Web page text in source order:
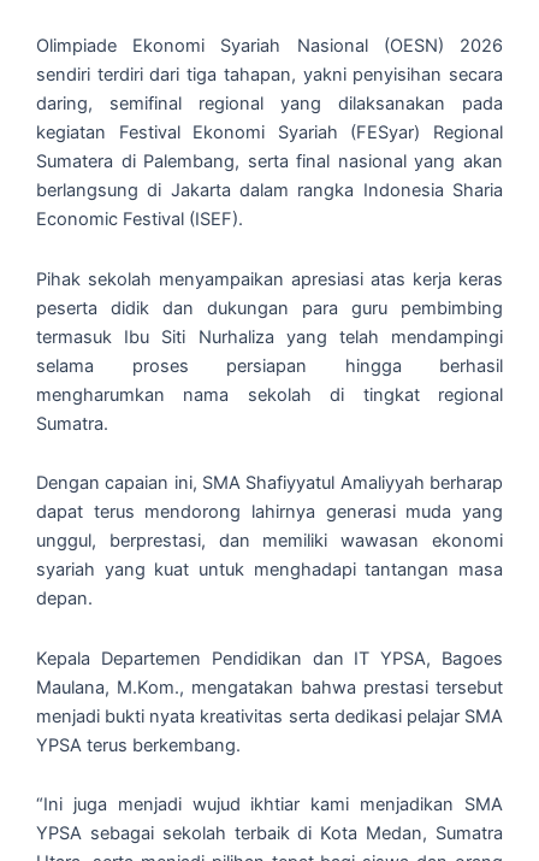
Olimpiade Ekonomi Syariah Nasional (OESN) 2026
sendiri terdiri dari tiga tahapan, yakni penyisihan secara
daring, semifinal regional yang dilaksanakan pada
kegiatan Festival Ekonomi Syariah (FESyar) Regional
Sumatera di Palembang, serta final nasional yang akan
berlangsung di Jakarta dalam rangka Indonesia Sharia
Economic Festival (ISEF).
Pihak sekolah menyampaikan apresiasi atas kerja keras
peserta didik dan dukungan para guru pembimbing
termasuk Ibu Siti Nurhaliza yang telah mendampingi
selama proses persiapan hingga berhasil
mengharumkan nama sekolah di tingkat regional
Sumatra.
Dengan capaian ini, SMA Shafiyyatul Amaliyyah berharap
dapat terus mendorong lahirnya generasi muda yang
unggul, berprestasi, dan memiliki wawasan ekonomi
syariah yang kuat untuk menghadapi tantangan masa
depan.
Kepala Departemen Pendidikan dan IT YPSA, Bagoes
Maulana, M.Kom., mengatakan bahwa prestasi tersebut
menjadi bukti nyata kreativitas serta dedikasi pelajar SMA
YPSA terus berkembang.
“Ini juga menjadi wujud ikhtiar kami menjadikan SMA
YPSA sebagai sekolah terbaik di Kota Medan, Sumatra